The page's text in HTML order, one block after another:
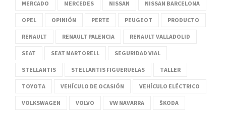
MERCADO MERCEDES NISSAN NISSAN BARCELONA
OPEL OPINIÓN PERTE PEUGEOT PRODUCTO
RENAULT RENAULT PALENCIA RENAULT VALLADOLID
SEAT SEAT MARTORELL SEGURIDAD VIAL
STELLANTIS STELLANTIS FIGUERUELAS TALLER
TOYOTA VEHÍCULO DE OCASIÓN VEHÍCULO ELÉCTRICO
VOLKSWAGEN VOLVO VW NAVARRA ŠKODA